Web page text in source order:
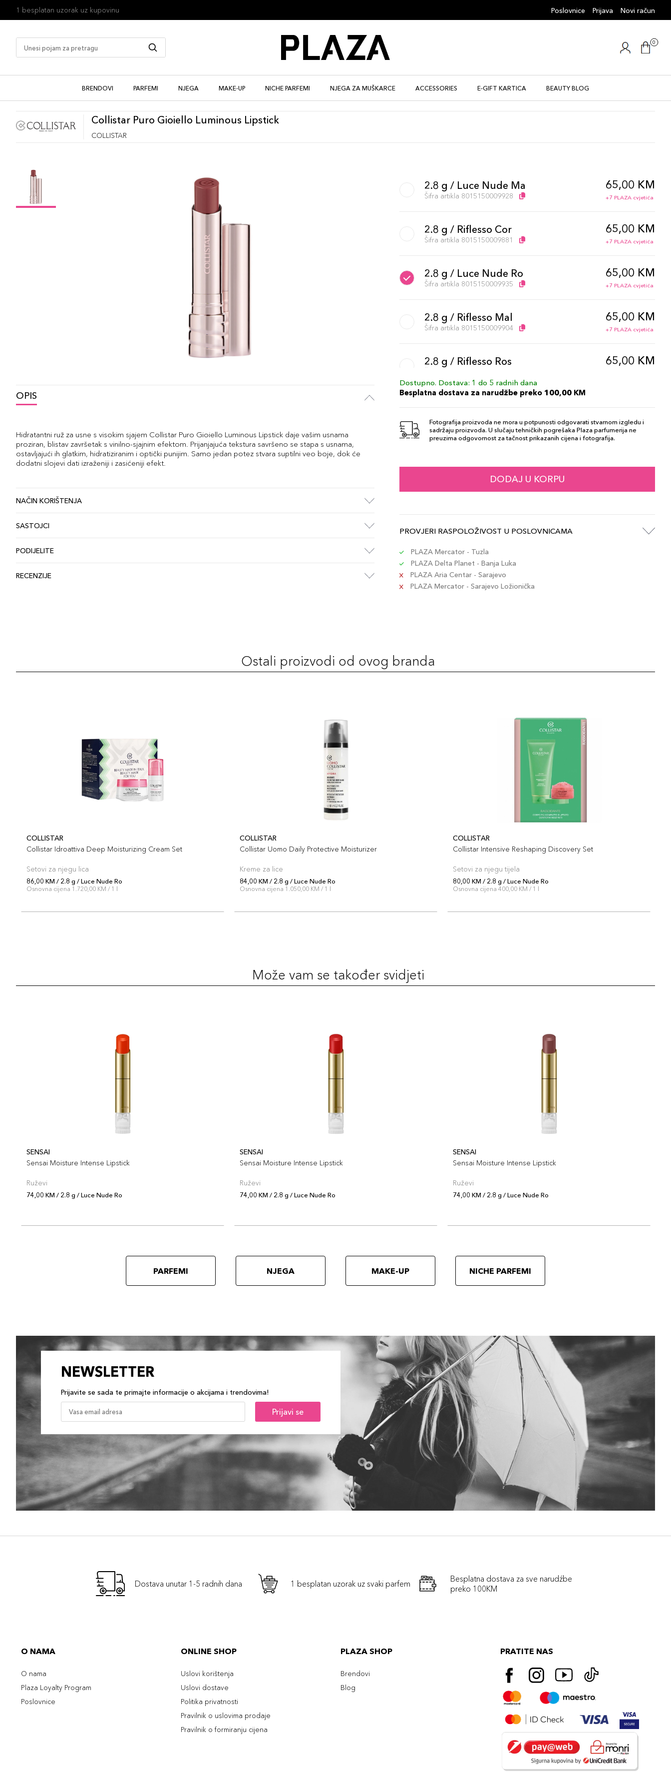
1 besplatan uzorak uz kupovinu Poslovnice Prijava Novi račun
0
BRENDOVI PARFEMI NJEGA MAKE-UP NICHE PARFEMI NJEGA ZA MUŠKARCE ACCESSORIES E-GIFT KARTICA BEAUTY BLOG
Collistar Puro Gioiello Luminous Lipstick
COLLISTAR
OPIS
Hidratantni ruž za usne s visokim sjajem Collistar Puro Gioiello Luminous Lipstick daje vašim usnama
proziran, blistav završetak s vinilno-sjajnim efektom. Prijanjajuća tekstura savršeno se stapa s usnama,
ostavljajući ih glatkim, hidratiziranim i optički punijim. Samo jedan potez stvara suptilni veo boje, dok će
dodatni slojevi dati izraženiji i zasićeniji efekt.
NAČIN KORIŠTENJA
SASTOJCI
PODIJELITE
RECENZIJE
2.8 g / Luce Nude Ma
Šifra artikla 8015150009928
65,00 KM
+7 PLAZA cvjetića
2.8 g / Riflesso Cor
Šifra artikla 8015150009881
65,00 KM
+7 PLAZA cvjetića
2.8 g / Luce Nude Ro
Šifra artikla 8015150009935
65,00 KM
+7 PLAZA cvjetića
2.8 g / Riflesso Mal
Šifra artikla 8015150009904
65,00 KM
+7 PLAZA cvjetića
2.8 g / Riflesso Ros 65,00 KM
2.8 g / Specchio Por 65,00 KM
2.8 g / Notte Alla S
Šifra artikla 8015150009898
65,00 KM
Dostupno. Dostava: 1 do 5 radnih dana
Besplatna dostava za narudžbe preko 100,00 KM
Fotografija proizvoda ne mora u potpunosti odgovarati stvarnom izgledu i
sadržaju proizvoda. U slučaju tehničkih pogrešaka Plaza parfumerija ne
preuzima odgovornost za tačnost prikazanih cijena i fotografija.
DODAJ U KORPU
PROVJERI RASPOLOŽIVOST U POSLOVNICAMA
PLAZA Mercator - Tuzla
PLAZA Delta Planet - Banja Luka
PLAZA Aria Centar - Sarajevo
PLAZA Mercator - Sarajevo Ložionička
Ostali proizvodi od ovog branda
COLLISTAR
Collistar Idroattiva Deep Moisturizing Cream Set
Setovi za njegu lica
86,00 KM / 2.8 g / Luce Nude Ro
Osnovna cijena 1.720,00 KM / 1 l
COLLISTAR
Collistar Uomo Daily Protective Moisturizer
Kreme za lice
84,00 KM / 2.8 g / Luce Nude Ro
Osnovna cijena 1.050,00 KM / 1 l
COLLISTAR
Collistar Intensive Reshaping Discovery Set
Setovi za njegu tijela
80,00 KM / 2.8 g / Luce Nude Ro
Osnovna cijena 400,00 KM / 1 l
Može vam se također svidjeti
SENSAI
Sensai Moisture Intense Lipstick
Ruževi
74,00 KM / 2.8 g / Luce Nude Ro
SENSAI
Sensai Moisture Intense Lipstick
Ruževi
74,00 KM / 2.8 g / Luce Nude Ro
SENSAI
Sensai Moisture Intense Lipstick
Ruževi
74,00 KM / 2.8 g / Luce Nude Ro
PARFEMI NJEGA MAKE-UP NICHE PARFEMI
NEWSLETTER
Prijavite se sada te primajte informacije o akcijama i trendovima!
Prijavi se
Dostava unutar 1-5 radnih dana 1 besplatan uzorak uz svaki parfem
Besplatna dostava za sve narudźbe
preko 100KM
O NAMA
O nama
Plaza Loyalty Program
Poslovnice
ONLINE SHOP
Uslovi korištenja
Uslovi dostave
Politika privatnosti
Pravilnik o uslovima prodaje
Pravilnik o formiranju cijena
PLAZA SHOP
Brendovi
Blog
PRATITE NAS